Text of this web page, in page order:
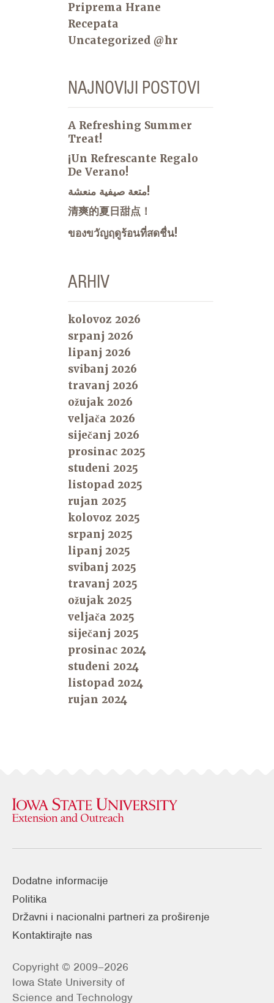
Priprema Hrane
Recepata
Uncategorized @hr
NAJNOVIJI POSTOVI
A Refreshing Summer
Treat!
¡Un Refrescante Regalo
De Verano!
متعة صيفية منعشة!
清爽的夏日甜点！
ของขวัญฤดูร้อนที่สดชื่น!
ARHIV
kolovoz 2026
srpanj 2026
lipanj 2026
svibanj 2026
travanj 2026
ožujak 2026
veljača 2026
siječanj 2026
prosinac 2025
studeni 2025
listopad 2025
rujan 2025
kolovoz 2025
srpanj 2025
lipanj 2025
svibanj 2025
travanj 2025
ožujak 2025
veljača 2025
siječanj 2025
prosinac 2024
studeni 2024
listopad 2024
rujan 2024
Dodatne informacije
Politika
Državni i nacionalni partneri za proširenje
Kontaktirajte nas
Copyright © 2009–2026
Iowa State University of
Science and Technology